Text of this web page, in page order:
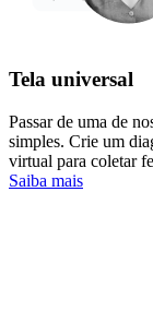
Tela universal
Passar de uma de
simples. Crie um
virtual para coletar
Saiba mais